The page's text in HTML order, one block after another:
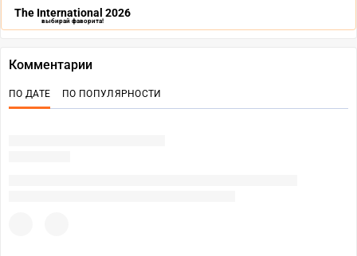
The International 2026
выбирай фаворита!
Комментарии
ПО ДАТЕ ПО ПОПУЛЯРНОСТИ